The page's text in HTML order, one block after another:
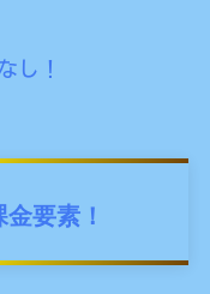
し！
要素！